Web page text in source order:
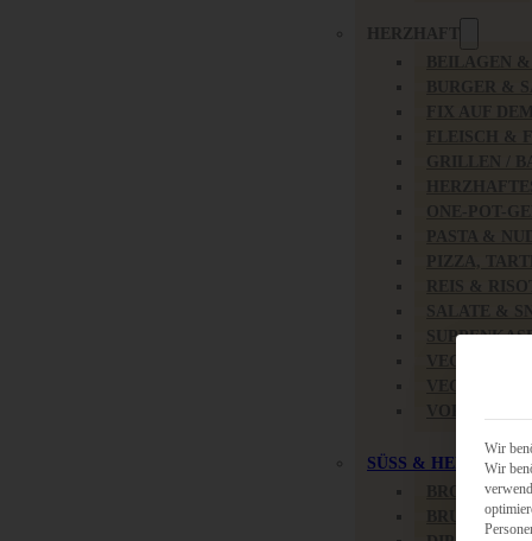
HERZHAFT
SALATE &
SÜSS & HERZHAFT
BRUNCH &
Wir
Wir